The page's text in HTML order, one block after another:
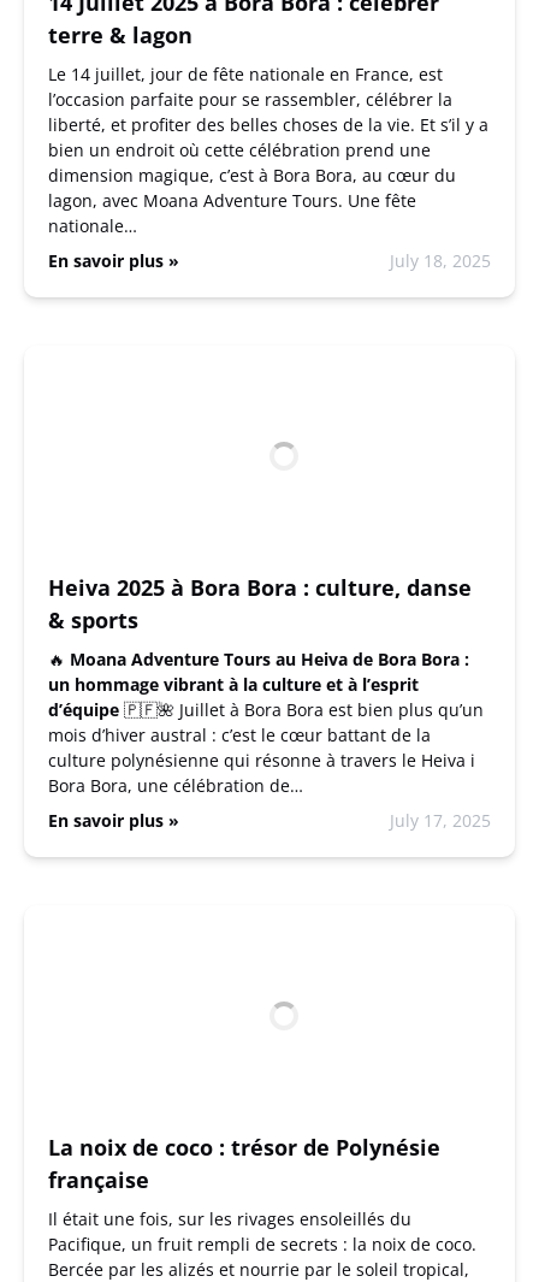
terre & lagon
Le 14 juillet, jour de fête nationale en France, est
l’occasion parfaite pour se rassembler, célébrer la
liberté, et profiter des belles choses de la vie. Et s’il y a
bien un endroit où cette célébration prend une
dimension magique, c’est à Bora Bora, au cœur du
lagon, avec Moana Adventure Tours. Une fête
nationale…
En savoir plus »
July 18, 2025
Heiva 2025 à Bora Bora : culture, danse
& sports
🔥 Moana Adventure Tours au Heiva de Bora Bora :
un hommage vibrant à la culture et à l’esprit
d’équipe 🇵🇫🌺 Juillet à Bora Bora est bien plus qu’un
mois d’hiver austral : c’est le cœur battant de la
culture polynésienne qui résonne à travers le Heiva i
Bora Bora, une célébration de…
En savoir plus »
July 17, 2025
La noix de coco : trésor de Polynésie
française
Il était une fois, sur les rivages ensoleillés du
Pacifique, un fruit rempli de secrets : la noix de coco.
Bercée par les alizés et nourrie par le soleil tropical,